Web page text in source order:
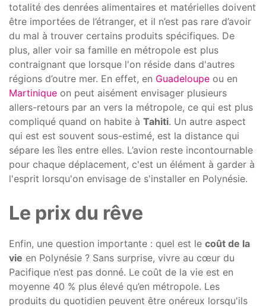
totalité des denrées alimentaires et matérielles doivent
être importées de l’étranger, et il n’est pas rare d’avoir
du mal à trouver certains produits spécifiques. De
plus, aller voir sa famille en métropole est plus
contraignant que lorsque l'on réside dans d'autres
régions d’outre mer. En effet, en Guadeloupe ou en
Martinique on peut aisément envisager plusieurs
allers-retours par an vers la métropole, ce qui est plus
compliqué quand on habite à Tahiti. Un autre aspect
qui est est souvent sous-estimé, est la distance qui
sépare les îles entre elles. L’avion reste incontournable
pour chaque déplacement, c'est un élément à garder à
l'esprit lorsqu'on envisage de s'installer en Polynésie.
Le prix du rêve
Enfin, une question importante : quel est le coût de la
vie en Polynésie ? Sans surprise, vivre au cœur du
Pacifique n’est pas donné. Le coût de la vie est en
moyenne 40 % plus élevé qu’en métropole. Les
produits du quotidien peuvent être onéreux lorsqu'ils